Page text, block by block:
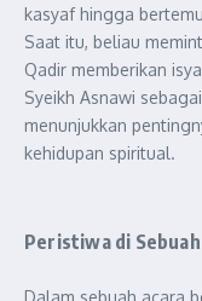
kasyaf hingga
Saat itu, beliau
Qadir memberikan
Syeikh Asnawi
menunjukkan
kehidupan spiritual.
Peristiwa di
Dalam sebuah acara